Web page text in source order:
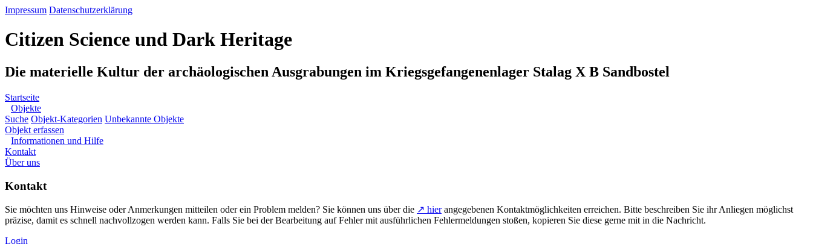
Impressum Datenschutzerklärung
Citizen Science und Dark Heritage
Die materielle Kultur der archäologischen Ausgrabungen im Kriegsgefangenenlager Stalag X B Sandbostel
Startseite
Objekte
Suche Objekt-Kategorien Unbekannte Objekte
Objekt erfassen
Informationen und Hilfe
Kontakt
Über uns
Kontakt
Sie möchten uns Hinweise oder Anmerkungen mitteilen oder ein Problem melden? Sie können uns über die ↗ hierangegebenen Kontaktmöglichkeiten erreichen. Bitte beschreiben Sie ihr Anliegen möglichst
präzise, damit es schnell nachvollzogen werden kann. Falls Sie bei der Bearbeitung auf Fehler mit ausführlichen Fehlermeldungen stoßen, kopieren Sie diese gerne mit in die Nachricht.
Login